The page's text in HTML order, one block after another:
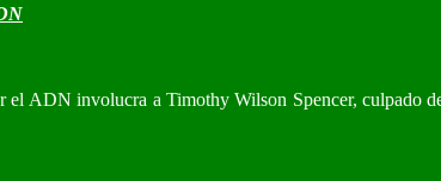
el ADN involucra a Timothy Wilson Spencer,